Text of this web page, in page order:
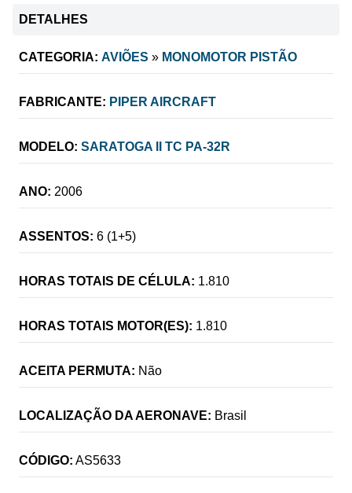
DETALHES
CATEGORIA: AVIÕES » MONOMOTOR PISTÃO
FABRICANTE: PIPER AIRCRAFT
MODELO: SARATOGA II TC PA-32R
ANO: 2006
ASSENTOS: 6 (1+5)
HORAS TOTAIS DE CÉLULA: 1.810
HORAS TOTAIS MOTOR(ES): 1.810
ACEITA PERMUTA: Não
LOCALIZAÇÃO DA AERONAVE: Brasil
CÓDIGO: AS5633